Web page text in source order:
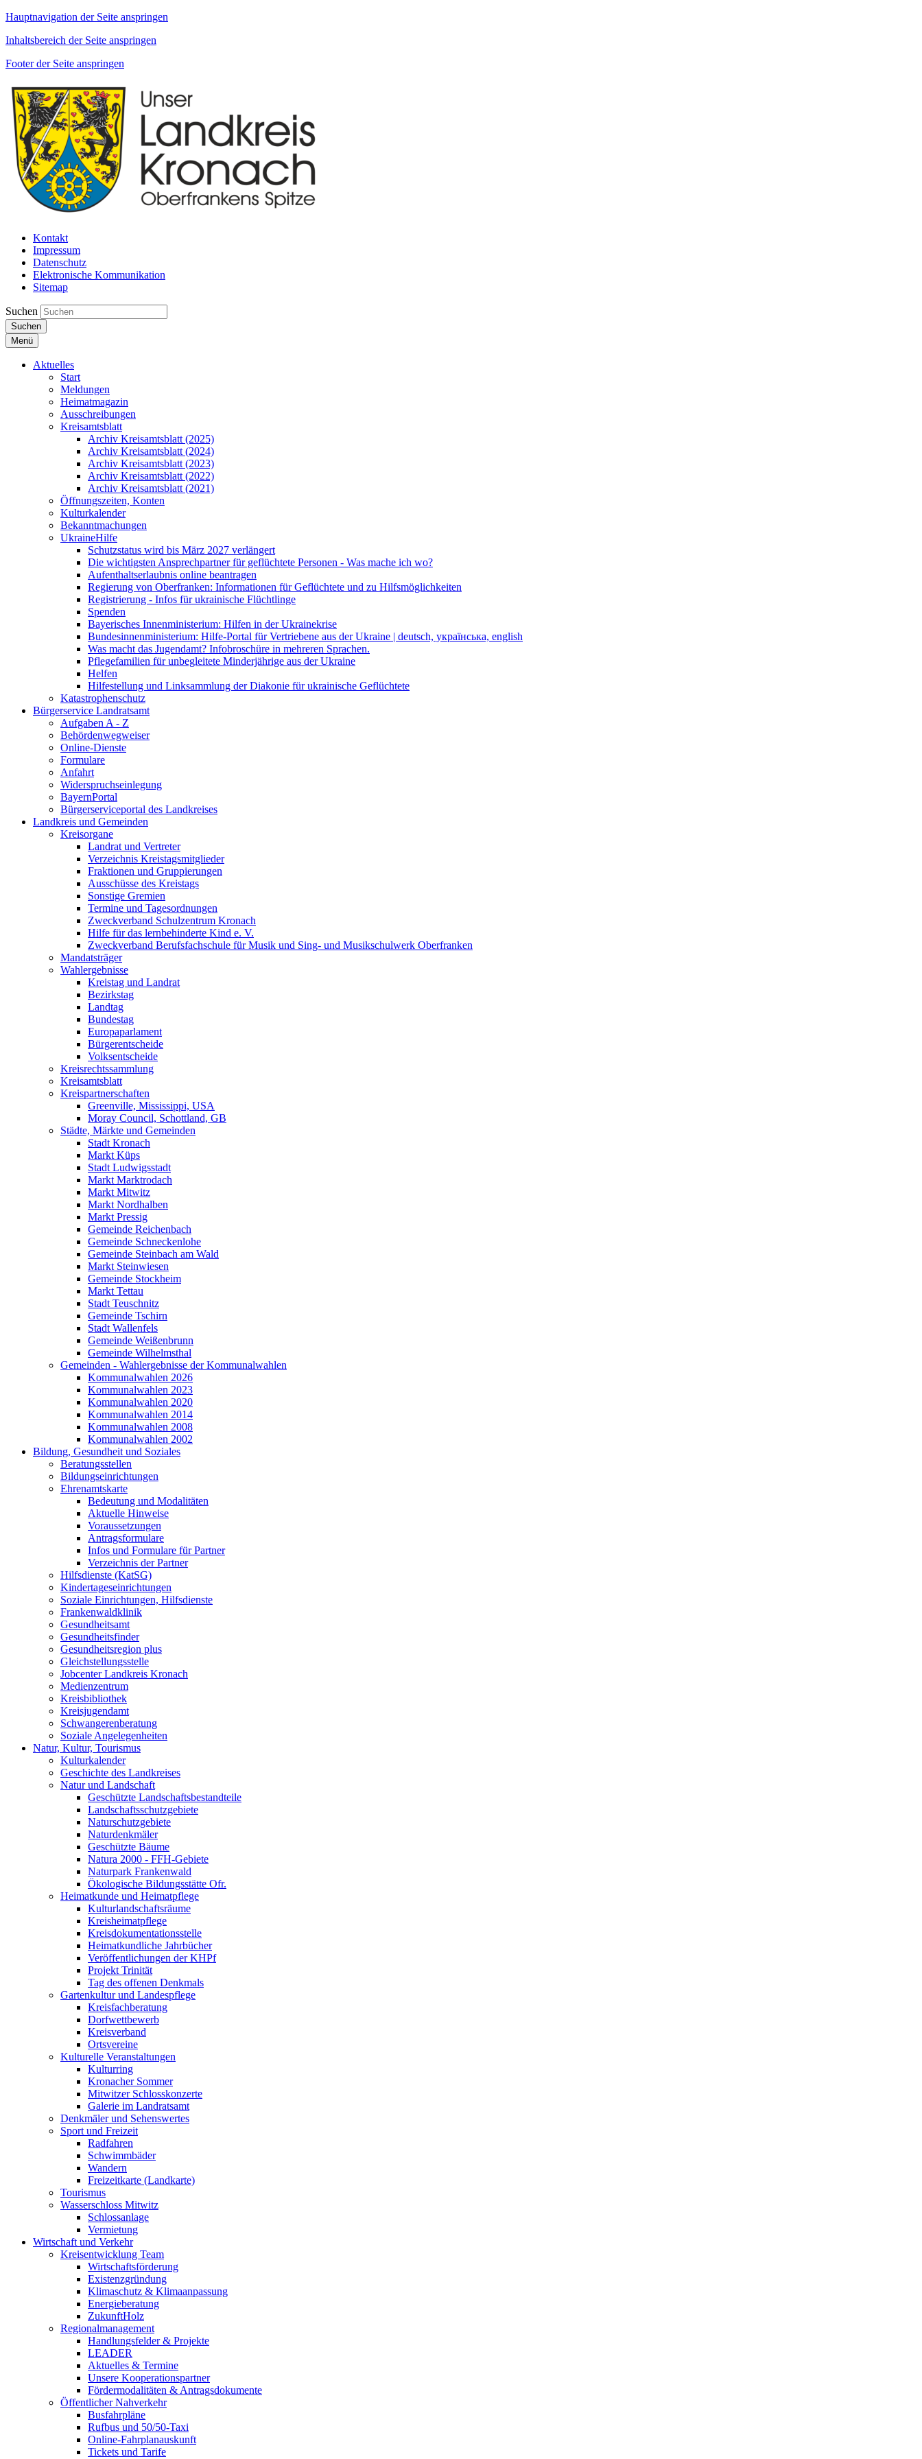
Hauptnavigation der Seite anspringen
Inhaltsbereich der Seite anspringen
Footer der Seite anspringen
Kontakt
Impressum
Datenschutz
Elektronische Kommunikation
Sitemap
Suchen
Suchen
Menü
Aktuelles
Start
Meldungen
Heimatmagazin
Ausschreibungen
Kreisamtsblatt
Archiv Kreisamtsblatt (2025)
Archiv Kreisamtsblatt (2024)
Archiv Kreisamtsblatt (2023)
Archiv Kreisamtsblatt (2022)
Archiv Kreisamtsblatt (2021)
Öffnungszeiten, Konten
Kulturkalender
Bekanntmachungen
UkraineHilfe
Schutzstatus wird bis März 2027 verlängert
Die wichtigsten Ansprechpartner für geflüchtete Personen - Was mache ich wo?
Aufenthaltserlaubnis online beantragen
Regierung von Oberfranken: Informationen für Geflüchtete und zu Hilfsmöglichkeiten
Registrierung - Infos für ukrainische Flüchtlinge
Spenden
Bayerisches Innenministerium: Hilfen in der Ukrainekrise
Bundesinnenministerium: Hilfe-Portal für Vertriebene aus der Ukraine | deutsch, українська, english
Was macht das Jugendamt? Infobroschüre in mehreren Sprachen.
Pflegefamilien für unbegleitete Minderjährige aus der Ukraine
Helfen
Hilfestellung und Linksammlung der Diakonie für ukrainische Geflüchtete
Katastrophenschutz
Bürgerservice Landratsamt
Aufgaben A - Z
Behördenwegweiser
Online-Dienste
Formulare
Anfahrt
Widerspruchseinlegung
BayernPortal
Bürgerserviceportal des Landkreises
Landkreis und Gemeinden
Kreisorgane
Landrat und Vertreter
Verzeichnis Kreistagsmitglieder
Fraktionen und Gruppierungen
Ausschüsse des Kreistags
Sonstige Gremien
Termine und Tagesordnungen
Zweckverband Schulzentrum Kronach
Hilfe für das lernbehinderte Kind e. V.
Zweckverband Berufsfachschule für Musik und Sing- und Musikschulwerk Oberfranken
Mandatsträger
Wahlergebnisse
Kreistag und Landrat
Bezirkstag
Landtag
Bundestag
Europaparlament
Bürgerentscheide
Volksentscheide
Kreisrechtssammlung
Kreisamtsblatt
Kreispartnerschaften
Greenville, Mississippi, USA
Moray Council, Schottland, GB
Städte, Märkte und Gemeinden
Stadt Kronach
Markt Küps
Stadt Ludwigsstadt
Markt Marktrodach
Markt Mitwitz
Markt Nordhalben
Markt Pressig
Gemeinde Reichenbach
Gemeinde Schneckenlohe
Gemeinde Steinbach am Wald
Markt Steinwiesen
Gemeinde Stockheim
Markt Tettau
Stadt Teuschnitz
Gemeinde Tschirn
Stadt Wallenfels
Gemeinde Weißenbrunn
Gemeinde Wilhelmsthal
Gemeinden - Wahlergebnisse der Kommunalwahlen
Kommunalwahlen 2026
Kommunalwahlen 2023
Kommunalwahlen 2020
Kommunalwahlen 2014
Kommunalwahlen 2008
Kommunalwahlen 2002
Bildung, Gesundheit und Soziales
Beratungsstellen
Bildungseinrichtungen
Ehrenamtskarte
Bedeutung und Modalitäten
Aktuelle Hinweise
Voraussetzungen
Antragsformulare
Infos und Formulare für Partner
Verzeichnis der Partner
Hilfsdienste (KatSG)
Kindertageseinrichtungen
Soziale Einrichtungen, Hilfsdienste
Frankenwaldklinik
Gesundheitsamt
Gesundheitsfinder
Gesundheitsregion plus
Gleichstellungsstelle
Jobcenter Landkreis Kronach
Medienzentrum
Kreisbibliothek
Kreisjugendamt
Schwangerenberatung
Soziale Angelegenheiten
Natur, Kultur, Tourismus
Kulturkalender
Geschichte des Landkreises
Natur und Landschaft
Geschützte Landschaftsbestandteile
Landschaftsschutzgebiete
Naturschutzgebiete
Naturdenkmäler
Geschützte Bäume
Natura 2000 - FFH-Gebiete
Naturpark Frankenwald
Ökologische Bildungsstätte Ofr.
Heimatkunde und Heimatpflege
Kulturlandschaftsräume
Kreisheimatpflege
Kreisdokumentationsstelle
Heimatkundliche Jahrbücher
Veröffentlichungen der KHPf
Projekt Trinität
Tag des offenen Denkmals
Gartenkultur und Landespflege
Kreisfachberatung
Dorfwettbewerb
Kreisverband
Ortsvereine
Kulturelle Veranstaltungen
Kulturring
Kronacher Sommer
Mitwitzer Schlosskonzerte
Galerie im Landratsamt
Denkmäler und Sehenswertes
Sport und Freizeit
Radfahren
Schwimmbäder
Wandern
Freizeitkarte (Landkarte)
Tourismus
Wasserschloss Mitwitz
Schlossanlage
Vermietung
Wirtschaft und Verkehr
Kreisentwicklung Team
Wirtschaftsförderung
Existenzgründung
Klimaschutz & Klimaanpassung
Energieberatung
ZukunftHolz
Regionalmanagement
Handlungsfelder & Projekte
LEADER
Aktuelles & Termine
Unsere Kooperationspartner
Fördermodalitäten & Antragsdokumente
Öffentlicher Nahverkehr
Busfahrpläne
Rufbus und 50/50-Taxi
Online-Fahrplanauskunft
Tickets und Tarife